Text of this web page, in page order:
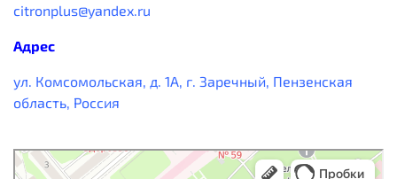
citronplus@yandex.ru
Адрес
ул. Комсомольская, д. 1А, г. Заречный, Пензенская
область, Россия
Заречный
Яндекс Карты — транспорт, навигация, поиск мест